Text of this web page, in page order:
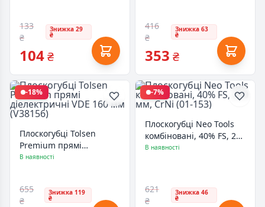
133
₴
Знижка 29
₴
104₴
416
₴
Знижка 63
₴
353 ₴
-18%
Плоскогубці Tolsen
Premium прямі
діелектричні VDE 160
В наявності
655
₴
Знижка 119
₴
-7%
Плоскогубці Neo Tools
комбіновані, 40% FS, 200
мм, CrNi (01-153)
В наявності
621
₴
Знижка 46
₴